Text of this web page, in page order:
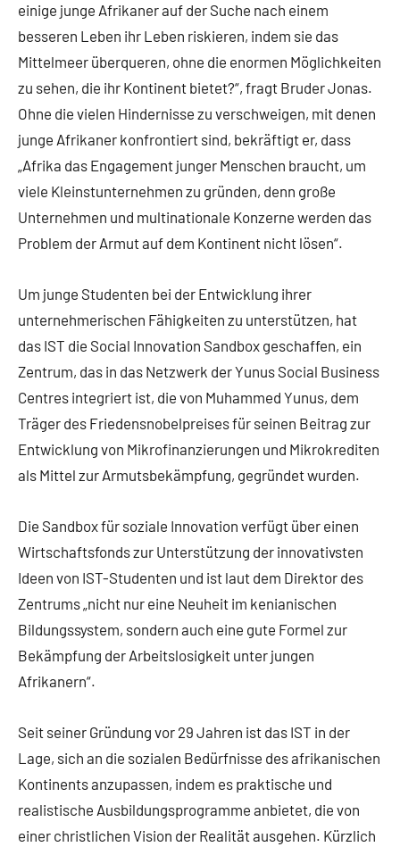
einige junge Afrikaner auf der Suche nach einem
besseren Leben ihr Leben riskieren, indem sie das
Mittelmeer überqueren, ohne die enormen Möglichkeiten
zu sehen, die ihr Kontinent bietet?“, fragt Bruder Jonas.
Ohne die vielen Hindernisse zu verschweigen, mit denen
junge Afrikaner konfrontiert sind, bekräftigt er, dass
„Afrika das Engagement junger Menschen braucht, um
viele Kleinstunternehmen zu gründen, denn große
Unternehmen und multinationale Konzerne werden das
Problem der Armut auf dem Kontinent nicht lösen“.
Um junge Studenten bei der Entwicklung ihrer
unternehmerischen Fähigkeiten zu unterstützen, hat
das IST die Social Innovation Sandbox geschaffen, ein
Zentrum, das in das Netzwerk der Yunus Social Business
Centres integriert ist, die von Muhammed Yunus, dem
Träger des Friedensnobelpreises für seinen Beitrag zur
Entwicklung von Mikrofinanzierungen und Mikrokrediten
als Mittel zur Armutsbekämpfung, gegründet wurden.
Die Sandbox für soziale Innovation verfügt über einen
Wirtschaftsfonds zur Unterstützung der innovativsten
Ideen von IST-Studenten und ist laut dem Direktor des
Zentrums „nicht nur eine Neuheit im kenianischen
Bildungssystem, sondern auch eine gute Formel zur
Bekämpfung der Arbeitslosigkeit unter jungen
Afrikanern“.
Seit seiner Gründung vor 29 Jahren ist das IST in der
Lage, sich an die sozialen Bedürfnisse des afrikanischen
Kontinents anzupassen, indem es praktische und
realistische Ausbildungsprogramme anbietet, die von
einer christlichen Vision der Realität ausgehen. Kürzlich